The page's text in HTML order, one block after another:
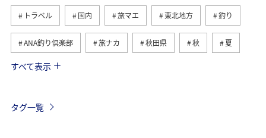
トラベル 国内 旅マエ 東北地方 釣り
ANA釣り倶楽部 旅ナカ 秋田県 秋 夏
仙台
すべて表示
タグ一覧